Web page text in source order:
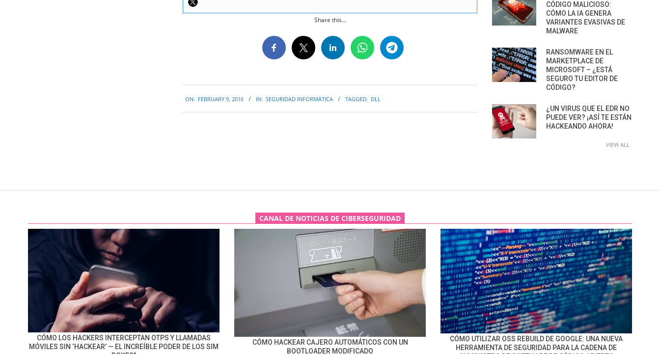
Share this...
02-
09
ON: FEBRUARY 9, 2016 IN: SEGURIDAD INFORMÁTICA TAGGED: DLL
CÓDIGO MALICIOSO:
CÓMO LA IA GENERA
VARIANTES EVASIVAS DE
MALWARE
RANSOMWARE EN EL
MARKETPLACE DE
MICROSOFT – ¿ESTÁ
SEGURO TU EDITOR DE
CÓDIGO?
¿UN VIRUS QUE EL EDR NO
PUEDE VER? ¡ASÍ TE ESTÁN
HACKEANDO AHORA!
VIEW ALL
CANAL DE NOTICIAS DE CIBERSEGURIDAD
CÓMO LOS HACKERS INTERCEPTAN OTPS Y LLAMADAS
MÓVILES SIN ‘HACKEAR’ — EL INCREÍBLE PODER DE LOS SIM
CÓMO HACKEAR CAJERO AUTOMÁTICOS CON UN
BOOTLOADER MODIFICADO
CÓMO UTILIZAR OSS REBUILD DE GOOGLE: UNA NUEVA
HERRAMIENTA DE SEGURIDAD PARA LA CADENA DE